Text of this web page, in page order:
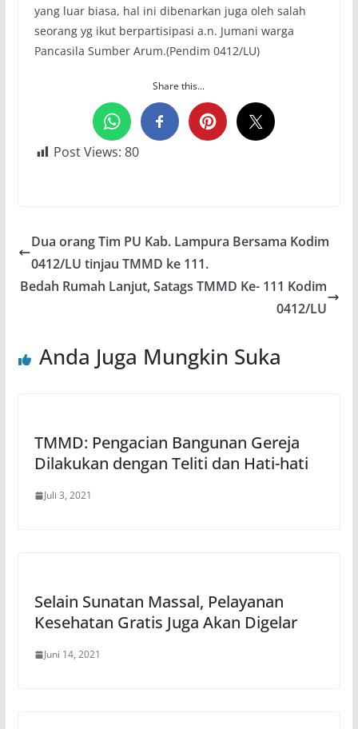
yang luar biasa, hal ini dibenarkan juga oleh salah
seorang yg ikut berpartisipasi a.n. Jumani warga
Pancasila Sumber Arum.(Pendim 0412/LU)
Share this...
Post Views: 80
Dua orang Tim PU Kab. Lampura Bersama Kodim
0412/LU tinjau TMMD ke 111.
Bedah Rumah Lanjut, Satags TMMD Ke- 111 Kodim
0412/LU
Anda Juga Mungkin Suka
TMMD: Pengacian Bangunan Gereja
Dilakukan dengan Teliti dan Hati-hati
Juli 3, 2021
Selain Sunatan Massal, Pelayanan
Kesehatan Gratis Juga Akan Digelar
Juni 14, 2021